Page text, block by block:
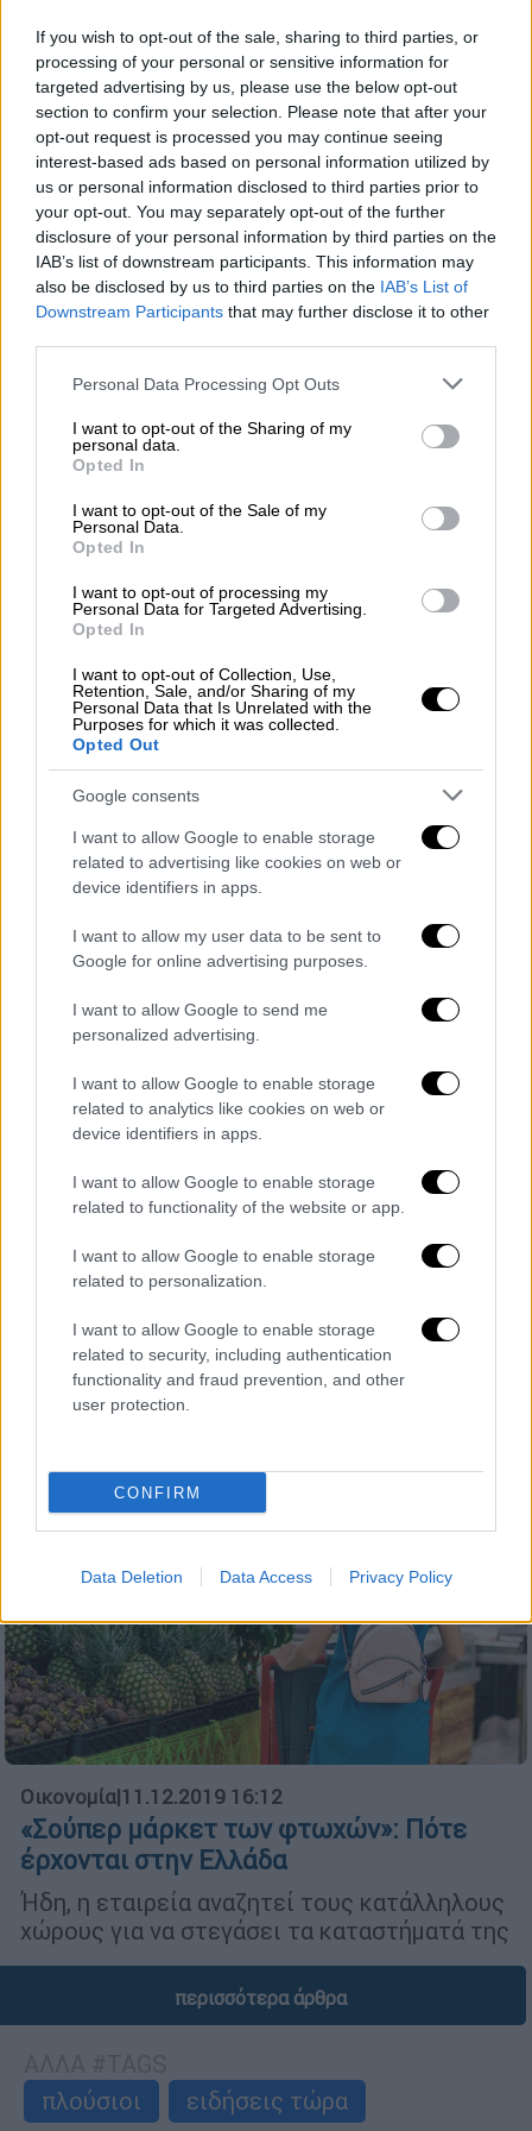
If you wish to opt-out of the sale, sharing to third parties, or
processing of your personal or sensitive information for
targeted advertising by us, please use the below opt-out
section to confirm your selection. Please note that after your
opt-out request is processed you may continue seeing
interest-based ads based on personal information utilized by
us or personal information disclosed to third parties prior to
your opt-out. You may separately opt-out of the further
disclosure of your personal information by third parties on the
IAB’s list of downstream participants. This information may
also be disclosed by us to third parties on the IAB’s List of
Downstream Participants that may further disclose it to other
Please note that this website/app uses one or more Google
not limited to your visit or usage behaviour. You may click to
grant or deny consent to Google and its third-party tags to
use your data for below specified purposes in below Google
consent section.
Personal Data Processing Opt Outs
I want to opt-out of the Sharing of my
personal data.
Opted In
I want to opt-out of the Sale of my
Personal Data.
Opted In
I want to opt-out of processing my
Personal Data for Targeted Advertising.
Opted In
I want to opt-out of Collection, Use,
Retention, Sale, and/or Sharing of my
Personal Data that Is Unrelated with the
Purposes for which it was collected.
Opted Out
Google consents
I want to allow Google to enable storage
related to advertising like cookies on web or
device identifiers in apps.
I want to allow my user data to be sent to
Google for online advertising purposes.
I want to allow Google to send me
personalized advertising.
I want to allow Google to enable storage
related to analytics like cookies on web or
device identifiers in apps.
I want to allow Google to enable storage
related to functionality of the website or app.
I want to allow Google to enable storage
related to personalization.
I want to allow Google to enable storage
related to security, including authentication
functionality and fraud prevention, and other
user protection.
CONFIRM
Data Deletion Data Access Privacy Policy
πλανήτη
Εκατό εκατομμύρια νεόπτωχοι λόγω του
κορωνοϊού θα προστεθούν στις μεγάλες
πόλεις παγκοσμίως όπως εκτιμούν ειδικοί.
10.04.2020 11:09
Ούτε τώρα είναι ίσοι πλούσιοι και
φτωχοί και αυτή η δημοσιογράφος το
εξηγεί
«Αναρωτιόμαστε τι είδους "κοινωνικό
συμβόλαιο" θα έπρεπε να συνάψουμε ώστε
να σταματήσει η ανισότητα που γίνεται όλο
και πιο ισχυρή», σημειώνει μεταξύ άλλων
Κόσμος|20.01.2020 08:47
Έρευνα: 2.153 δισεκατομμυριούχοι στον
κόσμο με περισσότερα χρήματα από το
60% του πληθυσμού
Οι γυναίκες της υφηλίου εξακολουθούν να
είναι τα μεγαλύτερα θύματα των
οικονομικών ανισοτήτων
Οικονομία|11.12.2019 16:12
«Σούπερ μάρκετ των φτωχών»: Πότε
έρχονται στην Ελλάδα
Ήδη, η εταιρεία αναζητεί τους κατάλληλους
χώρους για να στεγάσει τα καταστήματά της
περισσότερα άρθρα
πλούσιοι
ειδήσεις τώρα